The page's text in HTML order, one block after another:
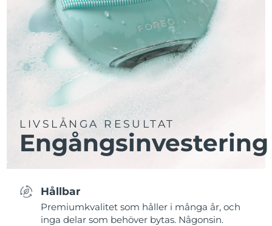
LIVSLÅNGA RESULTAT
Engångsinvestering
Hållbar
Premiumkvalitet som håller i många år, och
inga delar som behöver bytas. Någonsin.